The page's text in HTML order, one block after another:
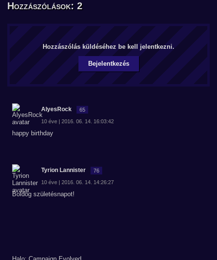
Hozzászólások: 2
Hozzászólás küldéséhez be kell jelentkezni.
Bejelentkezés
AlyesRock 65
10 éve | 2016. 06. 14. 16:03:42
happy birthday
Tyrion Lannister 76
10 éve | 2016. 06. 14. 14:26:27
Boldog születésnapot!